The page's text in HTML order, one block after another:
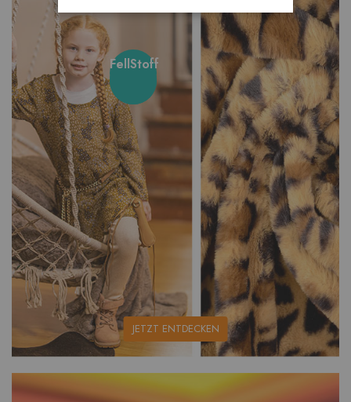
unsere
FellStoff
JETZT ENTDECKEN